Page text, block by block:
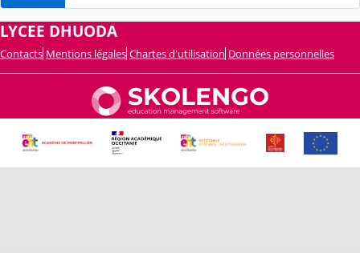
LYCEE DHUODA
Contacts Mentions légales Chartes d'utilisation Données personnelles